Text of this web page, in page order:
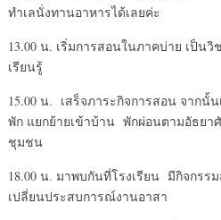
ทำเลนั่งทานอาหารได้เลยค่ะ
13.00 น. เริ่มการสอนในภาคบ่าย เป็น
เรียนรู้
15.00 น. เสร็จภาระกิจการสอน จากนั้
พัก แยกย้ายเข้าบ้าน พักผ่อนตามอัธยา
ชุมชน
18.00 น. มาพบกันที่โรงเรียน มีกิจกรร
เปลี่ยนประสบการณ์งานอาสา